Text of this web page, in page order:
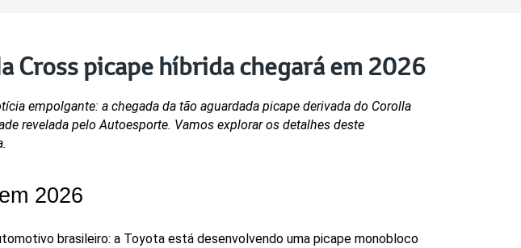
Cross picape híbrida chegará em 2026
empolgante: a chegada da tão aguardada picape derivada do Corolla
revelada pelo Autoesporte. Vamos explorar os detalhes deste
2026
brasileiro: a Toyota está desenvolvendo uma picape monobloco